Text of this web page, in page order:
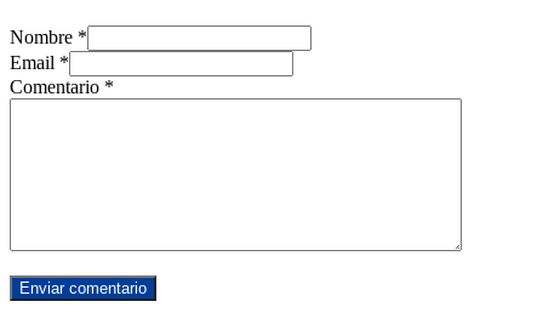
Nombre *
Email *
Comentario *